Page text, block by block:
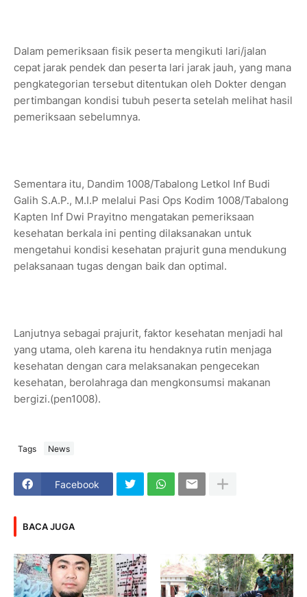
Dalam pemeriksaan fisik peserta mengikuti lari/jalan
cepat jarak pendek dan peserta lari jarak jauh, yang mana
pengkategorian tersebut ditentukan oleh Dokter dengan
pertimbangan kondisi tubuh peserta setelah melihat hasil
pemeriksaan sebelumnya.
Sementara itu, Dandim 1008/Tabalong Letkol Inf Budi
Galih S.A.P., M.I.P melalui Pasi Ops Kodim 1008/Tabalong
Kapten Inf Dwi Prayitno mengatakan pemeriksaan
kesehatan berkala ini penting dilaksanakan untuk
mengetahui kondisi kesehatan prajurit guna mendukung
pelaksanaan tugas dengan baik dan optimal.
Lanjutnya sebagai prajurit, faktor kesehatan menjadi hal
yang utama, oleh karena itu hendaknya rutin menjaga
kesehatan dengan cara melaksanakan pengecekan
kesehatan, berolahraga dan mengkonsumsi makanan
bergizi.(pen1008).
Tags News
Facebook
BACA JUGA